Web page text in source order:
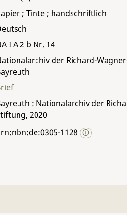
; Tinte ; handschriftlich
I A 2 b Nr. 14
der Richard-
: Nationalarchiv der
2020
1128